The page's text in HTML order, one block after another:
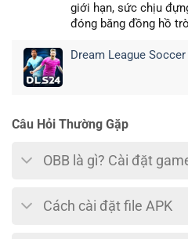
giới hạn, sức chịu
đóng băng đồng hồ
Dream League Soccer
Câu Hỏi Thường Gặp
OBB là gì? Cài đặt
Cách cài đặt file APK